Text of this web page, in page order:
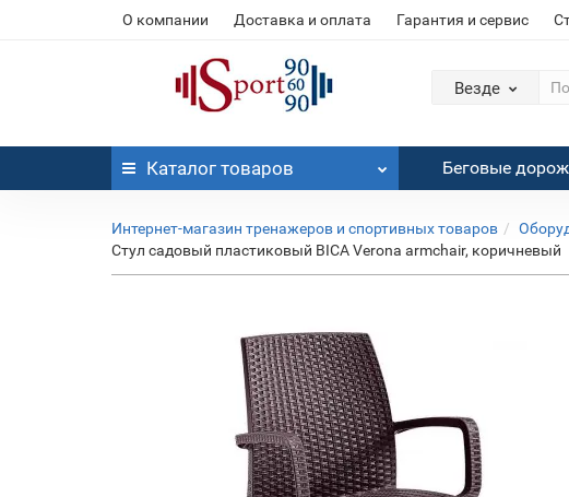
О компании Доставка и оплата Гарантия и сервис
Везде
Каталог товаров Беговые
Интернет-магазин тренажеров и спортивных товаров
Стул садовый пластиковый BICA Verona armchair, коричневый